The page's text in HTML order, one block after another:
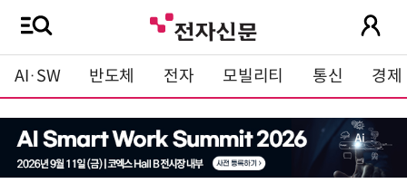
AI·SW 반도체 전자 모빌리티 통신 경제